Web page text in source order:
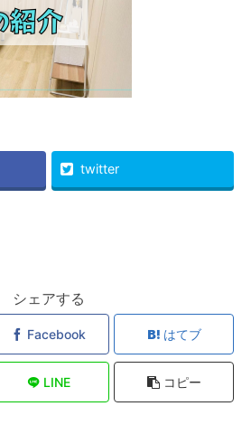
twitter
シェアする
Facebook はてブ
LINE コピー